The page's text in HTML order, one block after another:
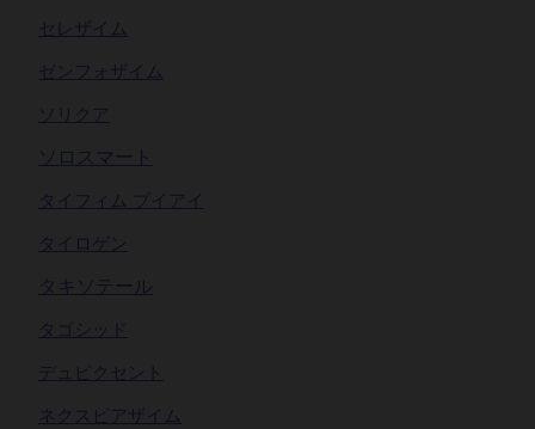
セレザイム
ゼンフォザイム
ソリクア
ソロスマート
タイフィム ブイアイ
タイロゲン
タキソテール
タゴシッド
デュピクセント
ネクスビアザイム